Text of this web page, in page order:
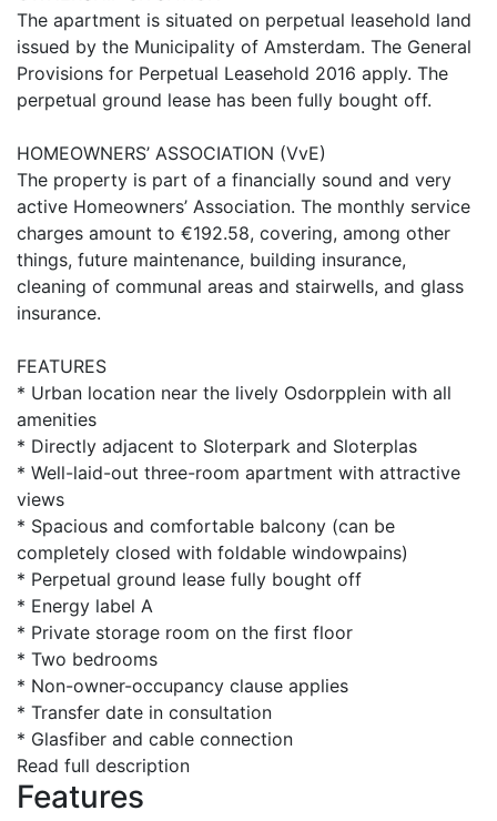
The apartment is situated on perpetual leasehold land
issued by the Municipality of Amsterdam. The General
Provisions for Perpetual Leasehold 2016 apply. The
perpetual ground lease has been fully bought off.
HOMEOWNERS’ ASSOCIATION (VvE)
The property is part of a financially sound and very
active Homeowners’ Association. The monthly service
charges amount to €192.58, covering, among other
things, future maintenance, building insurance,
cleaning of communal areas and stairwells, and glass
insurance.
FEATURES
* Urban location near the lively Osdorpplein with all
amenities
* Directly adjacent to Sloterpark and Sloterplas
* Well-laid-out three-room apartment with attractive
views
* Spacious and comfortable balcony (can be
completely closed with foldable windowpains)
* Perpetual ground lease fully bought off
* Energy label A
* Private storage room on the first floor
* Two bedrooms
* Non-owner-occupancy clause applies
* Transfer date in consultation
* Glasfiber and cable connection
Read full description
Features